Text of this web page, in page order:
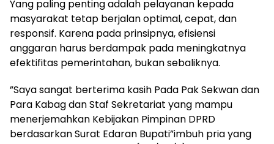
Yang paling penting adalah pelayanan kepada
masyarakat tetap berjalan optimal, cepat, dan
responsif. Karena pada prinsipnya, efisiensi
anggaran harus berdampak pada meningkatnya
efektifitas pemerintahan, bukan sebaliknya.
”Saya sangat berterima kasih Pada Pak Sekwan dan
Para Kabag dan Staf Sekretariat yang mampu
menerjemahkan Kebijakan Pimpinan DPRD
berdasarkan Surat Edaran Bupati”imbuh pria yang